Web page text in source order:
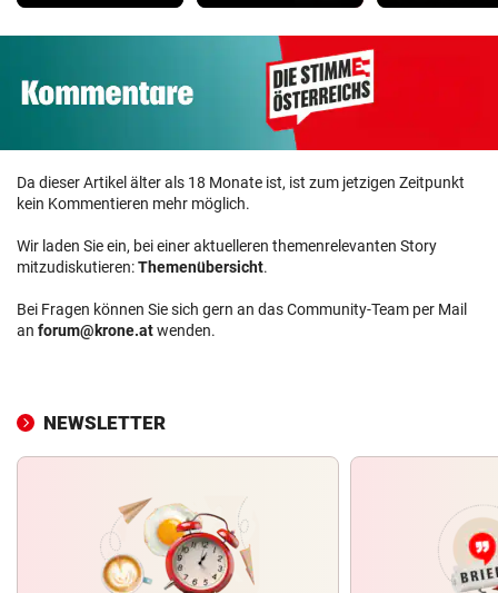
Da dieser Artikel älter als 18 Monate ist, ist zum jetzigen Zeitpunkt
kein Kommentieren mehr möglich.
Wir laden Sie ein, bei einer aktuelleren themenrelevanten Story
mitzudiskutieren:Themenübersicht.
Bei Fragen können Sie sich gern an das Community-Team per Mail
an forum@krone.atwenden.
NEWSLETTER